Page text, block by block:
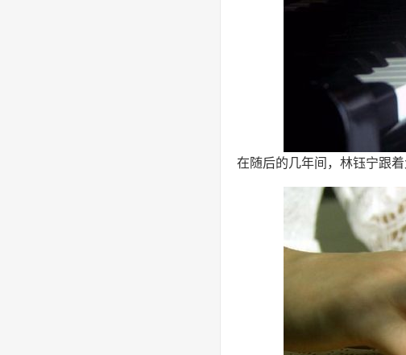
在随后的几年间，林钰宁跟